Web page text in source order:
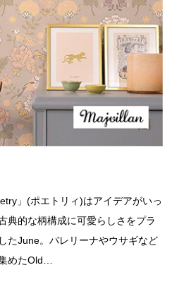
」(ポエトリィ)はアイデアがいっ
典的な柄構成に可愛らしさをプラ
たJune。バレリーナやウサギなど
めたOld…